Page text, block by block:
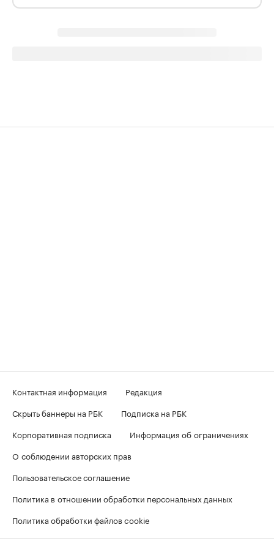
Контактная информация
Редакция
Скрыть баннеры на РБК
Подписка на РБК
Корпоративная подписка
Информация об ограничениях
О соблюдении авторских прав
Пользовательское соглашение
Политика в отношении обработки персональных данных
Политика обработки файлов cookie